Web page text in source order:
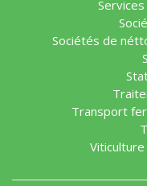
Sociétés de
Transport